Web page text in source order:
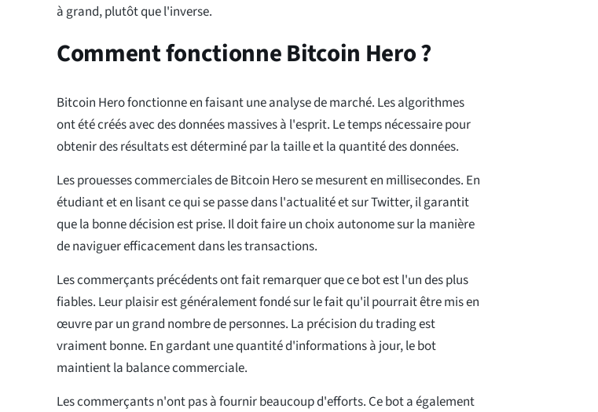
à grand, plutôt que l'inverse.
Comment fonctionne Bitcoin Hero ?
Bitcoin Hero fonctionne en faisant une analyse de marché. Les algorithmes
ont été créés avec des données massives à l'esprit. Le temps nécessaire pour
obtenir des résultats est déterminé par la taille et la quantité des données.
Les prouesses commerciales de Bitcoin Hero se mesurent en millisecondes. En
étudiant et en lisant ce qui se passe dans l'actualité et sur Twitter, il garantit
que la bonne décision est prise. Il doit faire un choix autonome sur la manière
de naviguer efficacement dans les transactions.
Les commerçants précédents ont fait remarquer que ce bot est l'un des plus
fiables. Leur plaisir est généralement fondé sur le fait qu'il pourrait être mis en
œuvre par un grand nombre de personnes. La précision du trading est
vraiment bonne. En gardant une quantité d'informations à jour, le bot
maintient la balance commerciale.
Les commerçants n'ont pas à fournir beaucoup d'efforts. Ce bot a également